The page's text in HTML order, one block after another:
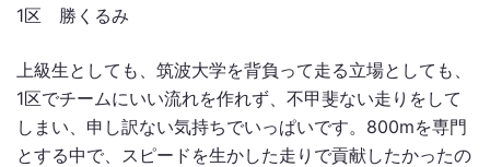
1区 勝くるみ
上級生としても、筑波大学を背負って走る立場としても、
1区でチームにいい流れを作れず、不甲斐ない走りをして
しまい、申し訳ない気持ちでいっぱいです。800mを専門
とする中で、スピードを生かした走りで貢献したかったの